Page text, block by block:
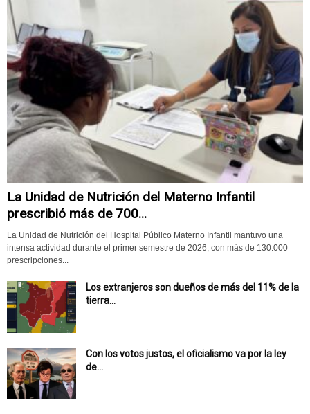
La Unidad de Nutrición del Materno Infantil
prescribió más de 700...
La Unidad de Nutrición del Hospital Público Materno Infantil mantuvo una
intensa actividad durante el primer semestre de 2026, con más de 130.000
prescripciones...
Los extranjeros son dueños de más del 11% de la
tierra...
Con los votos justos, el oficialismo va por la ley
de...